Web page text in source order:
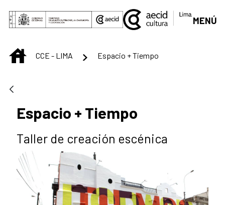
Saltar al contenido principal
MENÚ
INICIOCCE - LIMA Espacio + Tiempo
Espacio + Tiempo
Taller de creación escénica